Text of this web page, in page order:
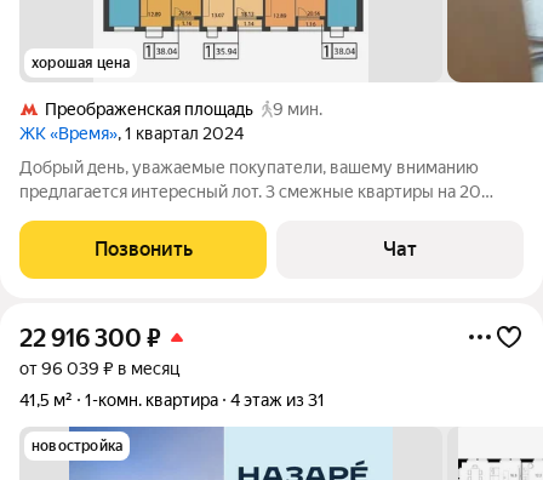
хорошая цена
Преображенская площадь
9 мин.
ЖК «Время», 1 квартал 2024
Добрый день, уважаемые покупатели, вашему вниманию
предлагается интересный лот. 3 смежные квартиры на 20
в живописном месте, рядом с центром Москвы. Ничем
перекрываемый вид на Москву, парк
Позвонить Чат
22 916 300 ₽
от 96 039 ₽ в месяц
41,5 м²
1-комн. квартира 4 этаж из 31
новостройка